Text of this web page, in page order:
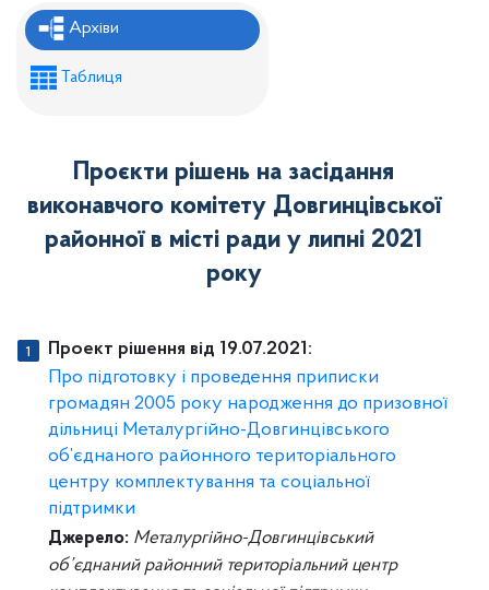
Рішення районної ради
Рішення виконавчого комітету
Розпорядження районного голови
Проекти рішень районної ради
Проєкти рішень виконавчого комітету
Архіви
Таблиця
Проєкти рішень на засідання
виконавчого комітету Довгинцівської
районної в місті ради у липні 2021
року
Проект рішення від 19.07.2021:
Про підготовку і проведення приписки
громадян 2005 року народження до призовної
дільниці Металургійно-Довгинцівського
об’єднаного районного територіального
центру комплектування та соціальної
підтримки
Джерело: Металургійно-Довгинцівський
об’єднаний районний територіальний центр